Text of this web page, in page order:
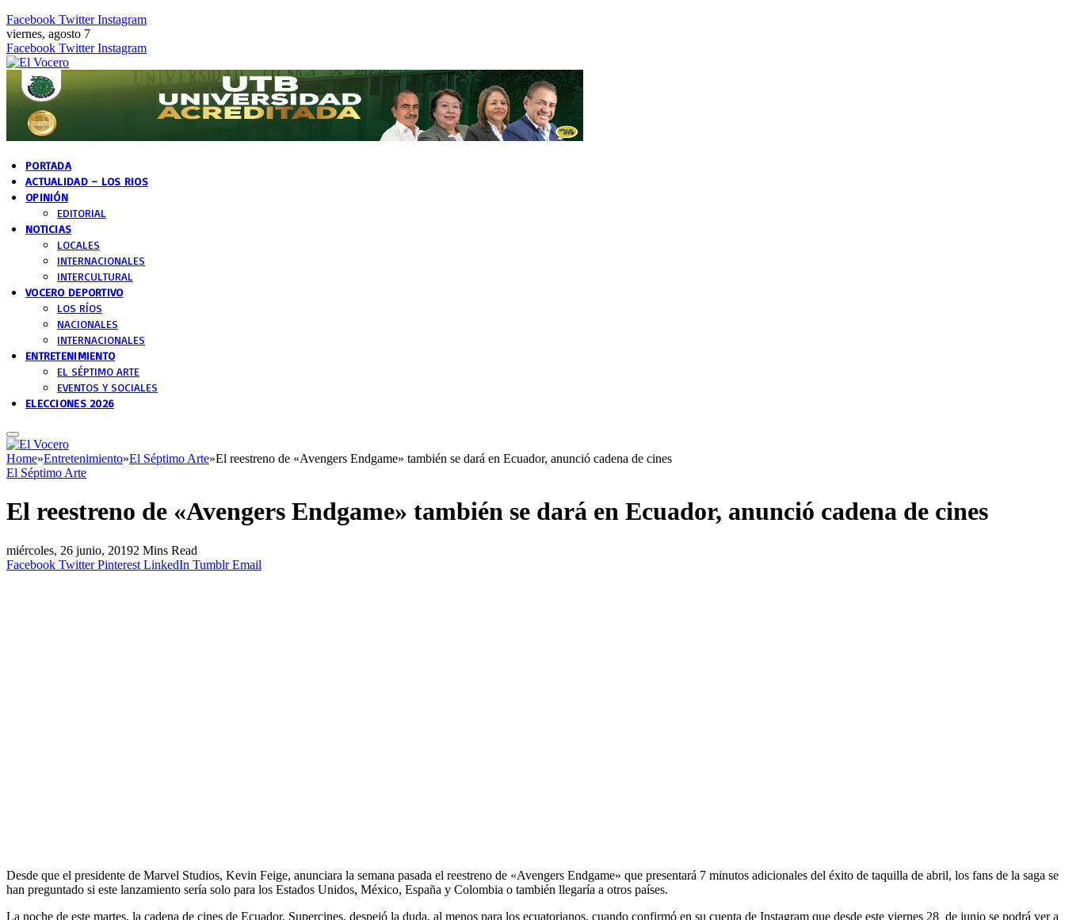
Facebook Twitter Instagram
viernes, agosto 7
Facebook Twitter Instagram
PORTADA
ACTUALIDAD – LOS RIOS
OPINIÓN
EDITORIAL
NOTICIAS
LOCALES
INTERNACIONALES
INTERCULTURAL
VOCERO DEPORTIVO
LOS RÍOS
NACIONALES
INTERNACIONALES
ENTRETENIMIENTO
EL SÉPTIMO ARTE
EVENTOS Y SOCIALES
ELECCIONES 2026
Home»Entretenimiento»El Séptimo Arte»El reestreno de «Avengers Endgame» también se dará en Ecuador, anunció cadena de cines
El Séptimo Arte
El reestreno de «Avengers Endgame» también se dará en Ecuador, anunció cadena de cines
miércoles, 26 junio, 20192 Mins Read
Facebook Twitter Pinterest LinkedIn Tumblr Email
Desde que el presidente de Marvel Studios, Kevin Feige, anunciara la semana pasada el reestreno de «Avengers Endgame» que presentará 7 minutos adicionales del éxito de taquilla de abril, los fans de la saga se
han preguntado si este lanzamiento sería solo para los Estados Unidos, México, España y Colombia o también llegaría a otros países.
La noche de este martes, la cadena de cines de Ecuador, Supercines, despejó la duda, al menos para los ecuatorianos, cuando confirmó en su cuenta de Instagram que desde este viernes 28 de junio se podrá ver a